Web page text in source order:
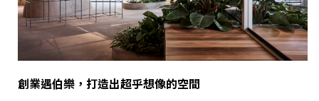
創業遇伯樂，打造出超乎想像的空間